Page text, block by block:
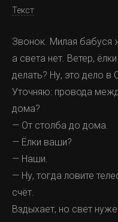
Текст
Звонок. Милая бабуся
а света нет. Ветер,
делать? Ну, это дело в
Уточняю: провода
дома?
— От столба до дома.
— Ёлки ваши?
— Наши.
— Ну, тогда ловите
счёт.
Вздыхает, но свет